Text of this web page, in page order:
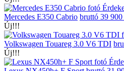
Mercedes E350 Cabrio bruttó 39
Új!!!
Volkswagen Touareg 3.0 V6 TDI
Új!!!